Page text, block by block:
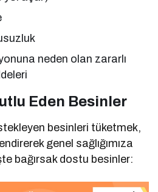
neden olan zararlı
Eden Besinler
besinleri tüketmek,
genel sağlığımıza
bağırsak dostu besinler: